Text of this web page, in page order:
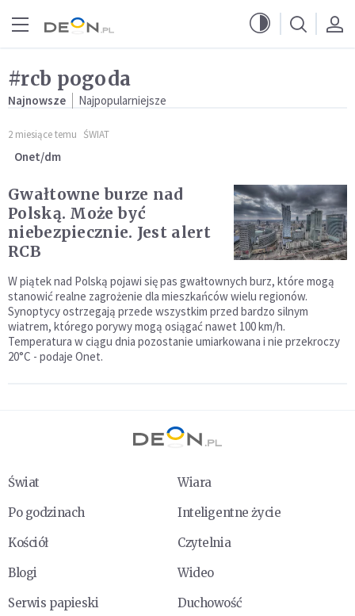
#rcb pogoda
Najnowsze Najpopularniejsze
2 miesiące temu ŚWIAT
Onet/dm
Gwałtowne burze nad
Polską. Może być
niebezpiecznie. Jest alert
RCB
W piątek nad Polską pojawi się pas gwałtownych burz, które mogą
stanowić realne zagrożenie dla mieszkańców wielu regionów.
Synoptycy ostrzegają przede wszystkim przed bardzo silnym
wiatrem, którego porywy mogą osiągać nawet 100 km/h.
Temperatura w ciągu dnia pozostanie umiarkowana i nie przekroczy
20°C - podaje Onet.
Świat
Wiara
Po godzinach
Inteligentne życie
Kościół
Czytelnia
Blogi
Wideo
Serwis papieski
Duchowość